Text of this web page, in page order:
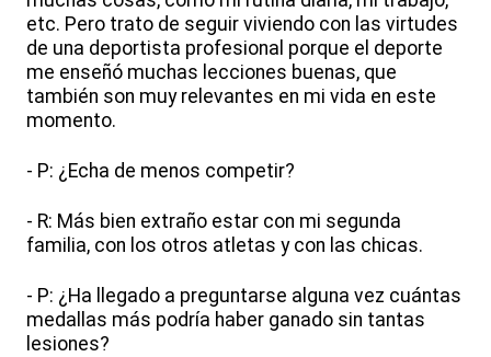
etc. Pero trato de seguir viviendo con las virtudes
de una deportista profesional porque el deporte
me enseñó muchas lecciones buenas, que
también son muy relevantes en mi vida en este
momento.
- P: ¿Echa de menos competir?
- R: Más bien extraño estar con mi segunda
familia, con los otros atletas y con las chicas.
- P: ¿Ha llegado a preguntarse alguna vez cuántas
medallas más podría haber ganado sin tantas
lesiones?